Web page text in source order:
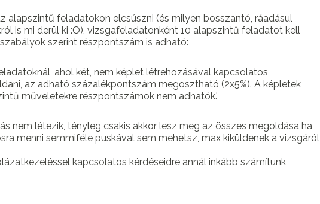
alapszintű feladatokon elcsúszni (és milyen bosszantó, ráadásul
is mi derül ki :O), vizsgafeladatonként 10 alapszintű feladatot kell
szerint részpontszám is adható:
ahol két, nem képlet létrehozásával kapcsolatos
az adható százalékpontszám megosztható (2x5%). A képletek
műveletekre részpontszámok nem adhatók.'
nem létezik, tényleg csakis akkor lesz meg az összes megoldása ha
menni semmiféle puskával sem mehetsz, max kiküldenek a vizsgáról
kapcsolatos kérdéseidre annál inkább számítunk,